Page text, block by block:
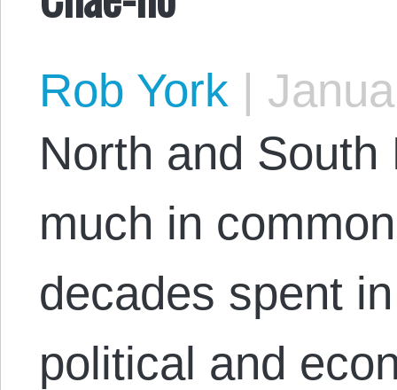
Rob York |
North and South
much in
decades spent
political and